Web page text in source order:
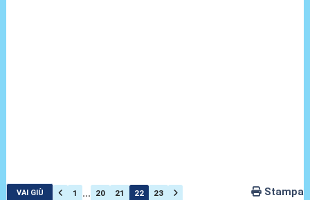
VAI GIÙ 1 ... 20 21 22 23 Stampa